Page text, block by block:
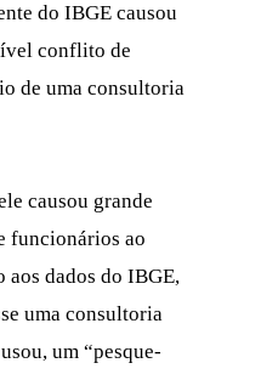
do IBGE causou
conflito de
de uma consultoria
causou grande
funcionários ao
aos dados do IBGE,
uma consultoria
um “pesque-